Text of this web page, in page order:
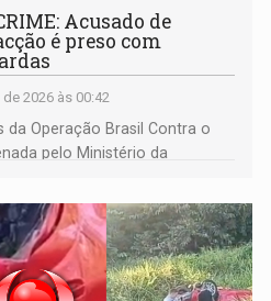
Acusado de
é preso com
2026 às 00:42
da Operação Brasil Contra o
pelo Ministério da